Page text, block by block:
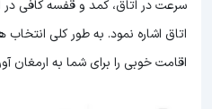
اتاق اشاره نمود. به طور کلی
اقامت خوبی را برای شما به ارمغان